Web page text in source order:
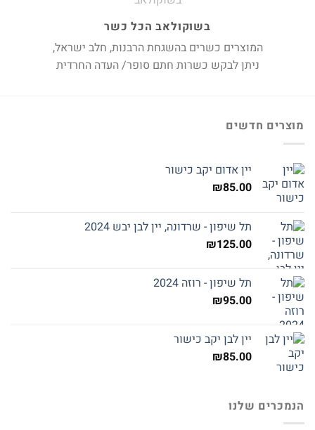
בשוקולאב הכל כשר
המוצרים כשרים בהשגחת הרבנות, חלב ישראל,
ניתן לבקש כשרות חתם סופר/ העדה החרדית
מוצרים חדשים
יין אדום יקב כישור
₪85.00
תל שיפון - שרדונה, יין לבן יבש 2024
₪125.00
תל שיפון - רוזה 2024
₪95.00
יין לבן יקב כישור
₪85.00
הנמכרים שלנו